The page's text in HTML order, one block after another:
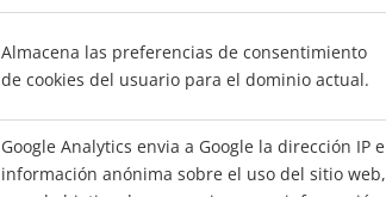
Almacena las preferencias de consentimiento
de cookies del usuario para el dominio actual.
Google Analytics envia a Google la dirección IP e
información anónima sobre el uso del sitio web,